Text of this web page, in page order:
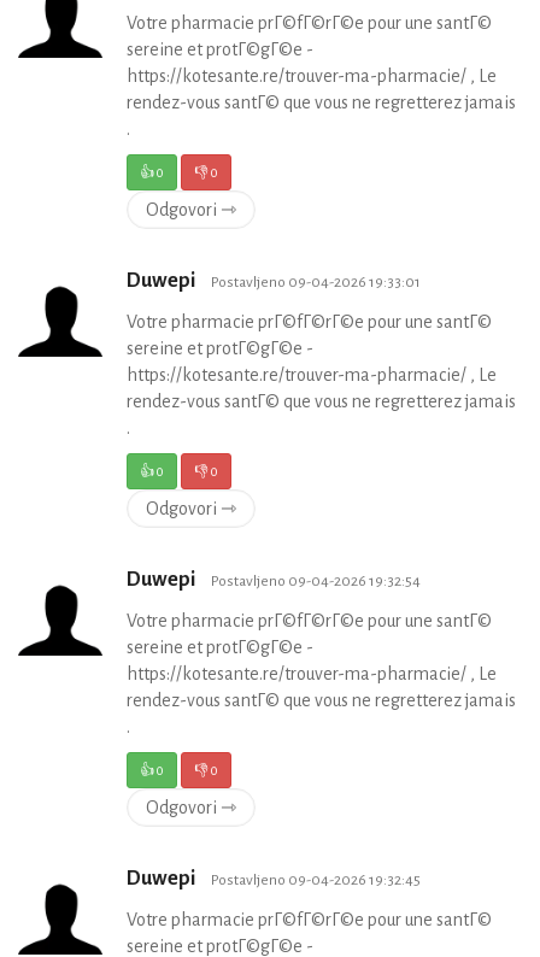
Votre pharmacie prГ©fГ©rГ©e pour une santГ©
sereine et protГ©gГ©e -
https://kotesante.re/trouver-ma-pharmacie/ , Le
rendez-vous santГ© que vous ne regretterez jamais
.
👍0 👎0
Odgovori ⇾
Duwepi Postavljeno 09-04-2026 19:33:01
Votre pharmacie prГ©fГ©rГ©e pour une santГ©
sereine et protГ©gГ©e -
https://kotesante.re/trouver-ma-pharmacie/ , Le
rendez-vous santГ© que vous ne regretterez jamais
.
👍0 👎0
Odgovori ⇾
Duwepi Postavljeno 09-04-2026 19:32:54
Votre pharmacie prГ©fГ©rГ©e pour une santГ©
sereine et protГ©gГ©e -
https://kotesante.re/trouver-ma-pharmacie/ , Le
rendez-vous santГ© que vous ne regretterez jamais
.
👍0 👎0
Odgovori ⇾
Duwepi Postavljeno 09-04-2026 19:32:45
Votre pharmacie prГ©fГ©rГ©e pour une santГ©
sereine et protГ©gГ©e -